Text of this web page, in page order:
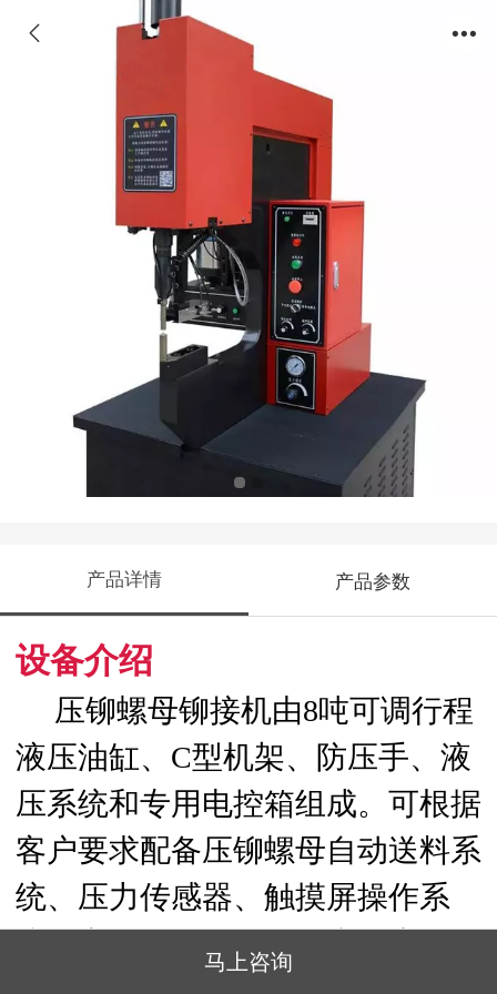
压铆螺母铆接机
产品详情 产品参数
设备介绍
压铆螺母铆接机由8吨可调行程
液压油缸、C型机架、防压手、液
压系统和专用电控箱组成。可根据
客户要求配备压铆螺母自动送料系
统、压力传感器、触摸屏操作系
统、安全光幕等配置。广泛应用于
马上咨询